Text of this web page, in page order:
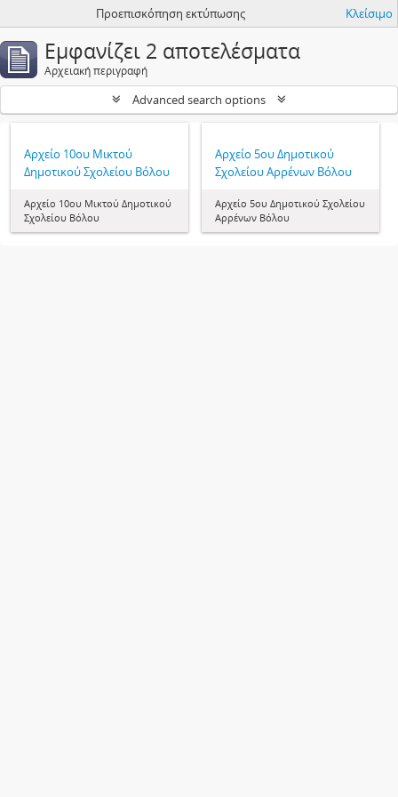
Προεπισκόπηση εκτύπωσης Κλείσιμο
Εμφανίζει 2 αποτελέσματα
Αρχειακή περιγραφή
Advanced search options
Αρχείο 10ου Μικτού
Δημοτικού Σχολείου Βόλου
Αρχείο 10ου Μικτού Δημοτικού
Σχολείου Βόλου
Αρχείο 5ου Δημοτικού
Σχολείου Αρρένων Βόλου
Αρχείο 5ου Δημοτικού Σχολείου
Αρρένων Βόλου